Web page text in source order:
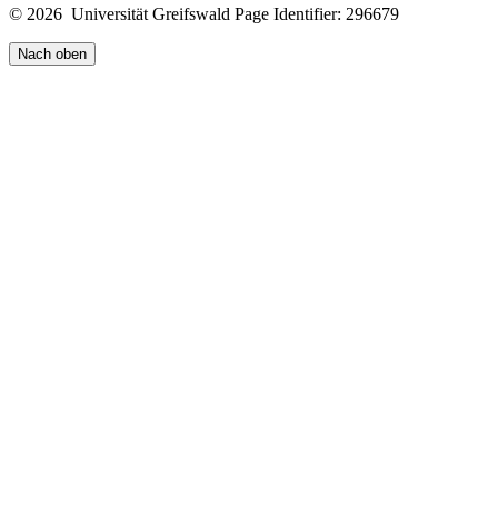
© 2026 Universität Greifswald Page Identifier: 296679
Nach oben